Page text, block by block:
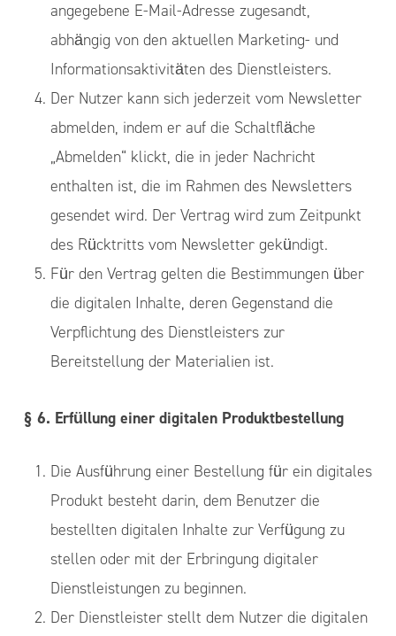
angegebene E-Mail-Adresse zugesandt,
abhängig von den aktuellen Marketing- und
Informationsaktivitäten des Dienstleisters.
Der Nutzer kann sich jederzeit vom Newsletter
abmelden, indem er auf die Schaltfläche
„Abmelden“ klickt, die in jeder Nachricht
enthalten ist, die im Rahmen des Newsletters
gesendet wird. Der Vertrag wird zum Zeitpunkt
des Rücktritts vom Newsletter gekündigt.
Für den Vertrag gelten die Bestimmungen über
die digitalen Inhalte, deren Gegenstand die
Verpflichtung des Dienstleisters zur
Bereitstellung der Materialien ist.
§ 6. Erfüllung einer digitalen Produktbestellung
Die Ausführung einer Bestellung für ein digitales
Produkt besteht darin, dem Benutzer die
bestellten digitalen Inhalte zur Verfügung zu
stellen oder mit der Erbringung digitaler
Dienstleistungen zu beginnen.
Der Dienstleister stellt dem Nutzer die digitalen